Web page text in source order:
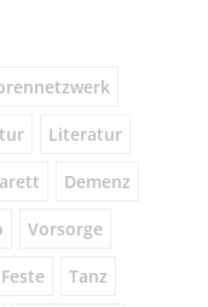
Literatur
Demenz
Vorsorge
Feste Tanz